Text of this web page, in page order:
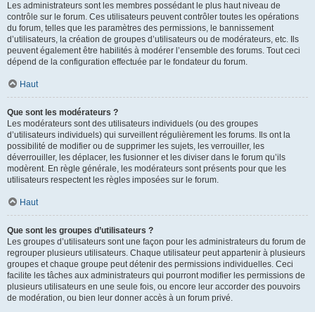
Les administrateurs sont les membres possédant le plus haut niveau de
contrôle sur le forum. Ces utilisateurs peuvent contrôler toutes les opérations
du forum, telles que les paramètres des permissions, le bannissement
d’utilisateurs, la création de groupes d’utilisateurs ou de modérateurs, etc. Ils
peuvent également être habilités à modérer l’ensemble des forums. Tout ceci
dépend de la configuration effectuée par le fondateur du forum.
Haut
Que sont les modérateurs ?
Les modérateurs sont des utilisateurs individuels (ou des groupes
d’utilisateurs individuels) qui surveillent régulièrement les forums. Ils ont la
possibilité de modifier ou de supprimer les sujets, les verrouiller, les
déverrouiller, les déplacer, les fusionner et les diviser dans le forum qu’ils
modèrent. En règle générale, les modérateurs sont présents pour que les
utilisateurs respectent les règles imposées sur le forum.
Haut
Que sont les groupes d’utilisateurs ?
Les groupes d’utilisateurs sont une façon pour les administrateurs du forum de
regrouper plusieurs utilisateurs. Chaque utilisateur peut appartenir à plusieurs
groupes et chaque groupe peut détenir des permissions individuelles. Ceci
facilite les tâches aux administrateurs qui pourront modifier les permissions de
plusieurs utilisateurs en une seule fois, ou encore leur accorder des pouvoirs
de modération, ou bien leur donner accès à un forum privé.